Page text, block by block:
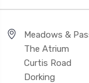
Meadows &
The Atrium
Curtis Road
Dorking